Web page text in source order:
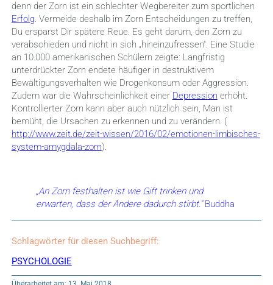
denn der Zorn ist ein schlechter Wegbereiter zum sportlichen
Erfolg. Vermeide deshalb im Zorn Entscheidungen zu treffen,
Du ersparst Dir spätere Reue. Es geht darum, den Zorn zu
verabschieden und nicht in sich „hineinzufressen“. Eine Studie
an 10.000 amerikanischen Schülern zeigte: Langfristig
unterdrückter Zorn endete häufiger in destruktivem
Bewältigungsverhalten wie Drogenkonsum oder Aggression.
Zudem war die Wahrscheinlichkeit einer Depression erhöht.
Kontrollierter Zorn kann aber auch nützlich sein, Man ist
bemüht, die Ursachen zu erkennen und zu verändern. (
http://www.zeit.de/zeit-wissen/2016/02/emotionen-limbisches-
system-amygdala-zorn).
„An Zorn festhalten ist wie Gift trinken und
erwarten, dass der Andere dadurch stirbt.“Buddha
Schlagwörter für diesen Suchbegriff:
PSYCHOLOGIE